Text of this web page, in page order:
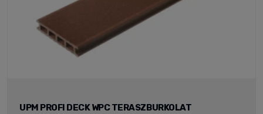
UPM PROFI DECK WPC TERASZBURKOLAT